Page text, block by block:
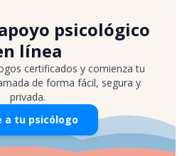
psicológico
línea
certificados y comienza tu
de forma fácil, segura y
privada.
a tu psicólogo